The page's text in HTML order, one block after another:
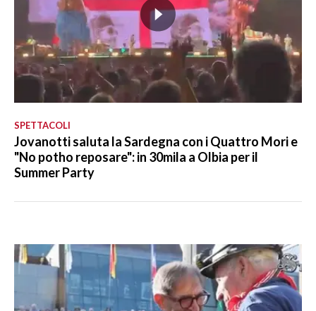
SPETTACOLI
Jovanotti saluta la Sardegna con i Quattro Mori e
"No potho reposare": in 30mila a Olbia per il
Summer Party